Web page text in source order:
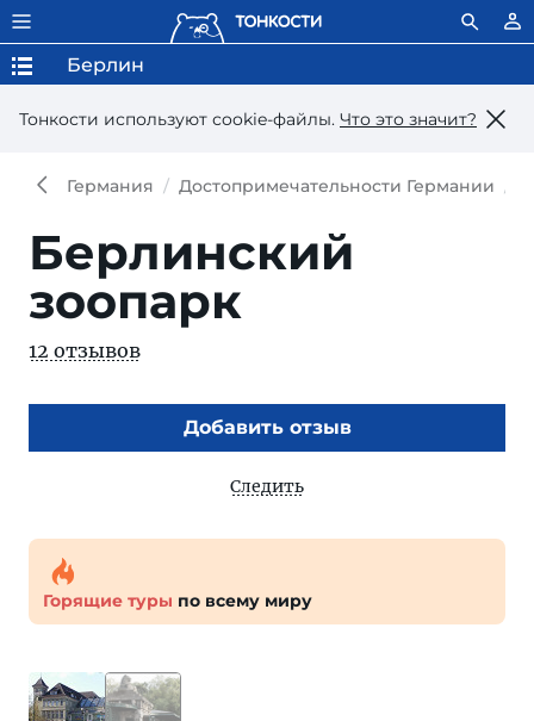
Тонкости используют сookie-файлы. Что это значит?
Берлин
Германия Достопримечательности Германии
Берлинский
зоопарк
12 отзывов
Добавить отзыв
Следить
Горящие туры по всему миру